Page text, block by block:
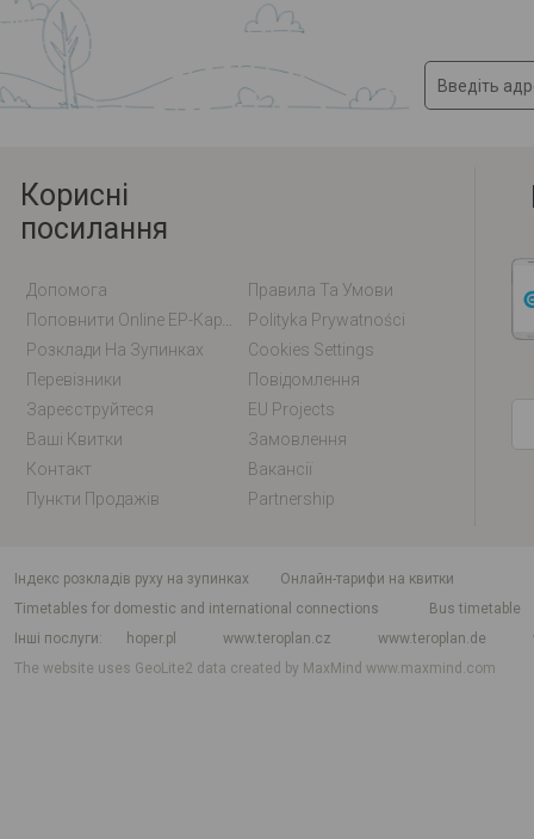
Корисні
посилання
Допомога
Правила Та Умови
Polityka Prywatności
Розклади На Зупинках
Cookies Settings
Перевізники
Повідомлення
Зареєструйтеся
EU Projects
Ваші Квитки
Замовлення
Контакт
Вакансії
Пункти Продажів
Partnership
індекс розкладів руху на зупинках
Онлайн-тарифи на квитки
Timetables for domestic and international connections
Bus timetable
Інші послуги
hoper.pl www.teroplan.cz www.teroplan.de
The website uses GeoLite2 data created by MaxMindwww.maxmind.com